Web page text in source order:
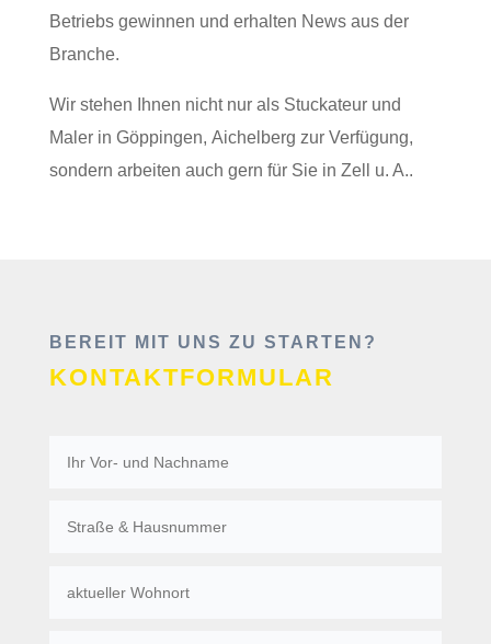
Betriebs gewinnen und erhalten News aus der
Branche.
Wir stehen Ihnen nicht nur als Stuckateur und
Maler in Göppingen, Aichelberg zur Verfügung,
sondern arbeiten auch gern für Sie in Zell u. A..
BEREIT MIT UNS ZU STARTEN?
KONTAKTFORMULAR